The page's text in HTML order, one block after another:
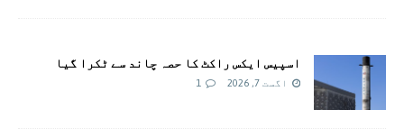
اسپیس ایکس راکٹ کا حصہ چاند سے ٹکرا گیا
اگست 7, 2026 1